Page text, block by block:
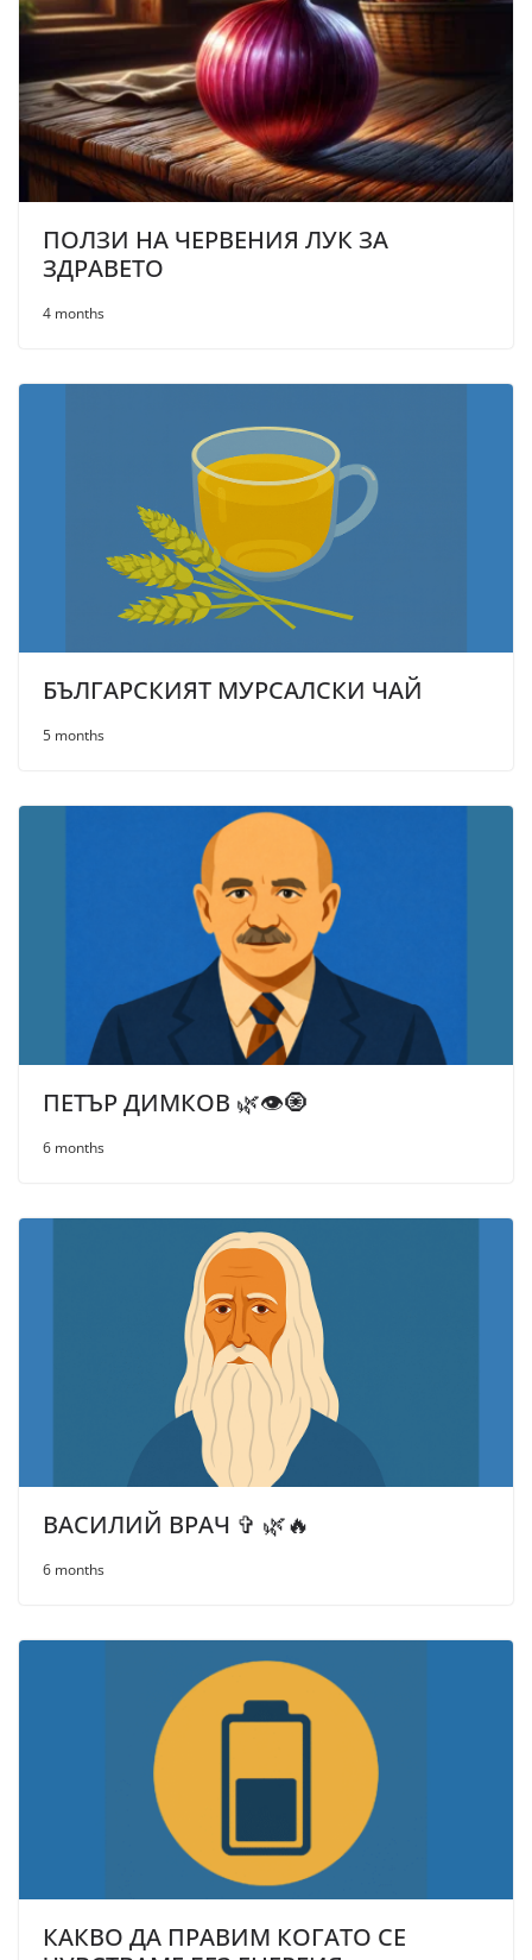
ПОЛЗИ НА ЧЕРВЕНИЯ ЛУК ЗА
ЗДРАВЕТО
4 months
БЪЛГАРСКИЯТ МУРСАЛСКИ ЧАЙ
5 months
ПЕТЪР ДИМКОВ 🌿👁️🧿
6 months
ВАСИЛИЙ ВРАЧ ✞ 🌿🔥
6 months
КАКВО ДА ПРАВИМ КОГАТО СЕ